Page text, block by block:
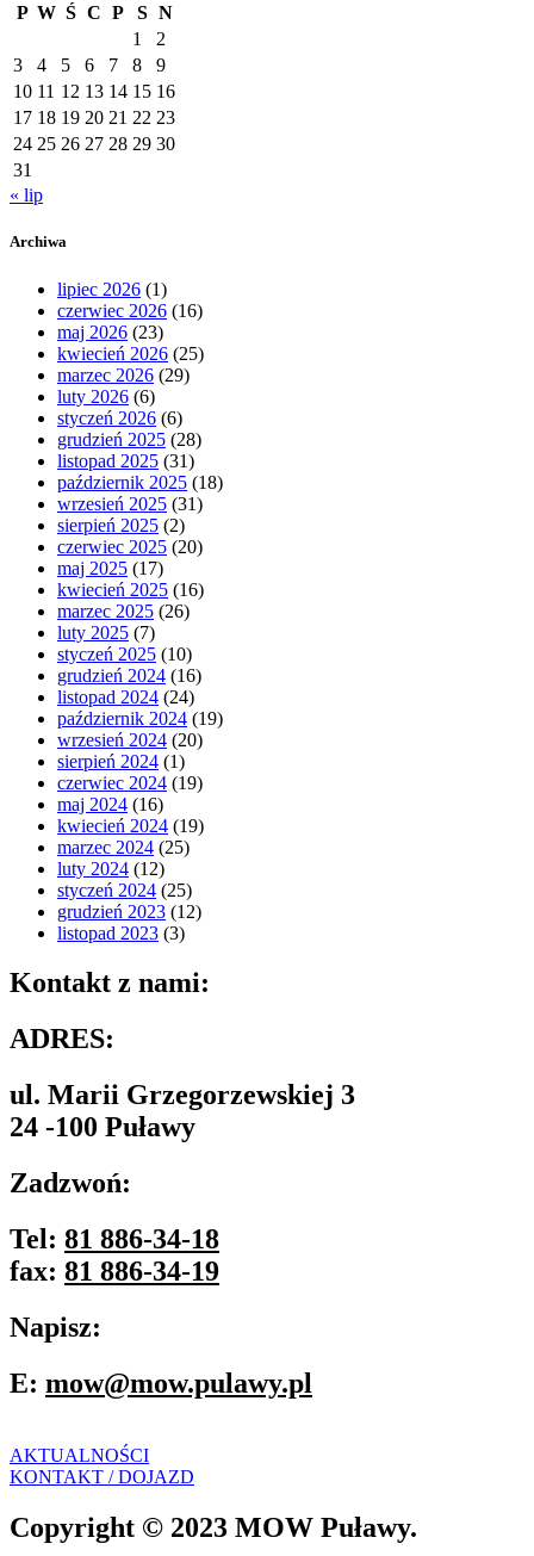
P W Ś C P S N
1
2
3
4 5 6 7 8
9
10 11 12 13 14 15 16
17 18 19 20 21 22 23
24 25 26 27 28 29 30
31
« lip
Archiwa
lipiec 2026 (1)
czerwiec 2026 (16)
maj 2026 (23)
kwiecień 2026 (25)
marzec 2026 (29)
luty 2026 (6)
styczeń 2026 (6)
grudzień 2025 (28)
listopad 2025 (31)
październik 2025 (18)
wrzesień 2025 (31)
sierpień 2025 (2)
czerwiec 2025 (20)
maj 2025 (17)
kwiecień 2025 (16)
marzec 2025 (26)
luty 2025 (7)
styczeń 2025 (10)
grudzień 2024 (16)
listopad 2024 (24)
październik 2024 (19)
wrzesień 2024 (20)
sierpień 2024 (1)
czerwiec 2024 (19)
maj 2024 (16)
kwiecień 2024 (19)
marzec 2024 (25)
luty 2024 (12)
styczeń 2024 (25)
grudzień 2023 (12)
listopad 2023 (3)
Kontakt z nami:
ADRES:
ul. Marii Grzegorzewskiej 3
24 -100 Puławy
Zadzwoń:
Tel: 81 886-34-18
fax: 81 886-34-19
Napisz:
E: mow@mow.pulawy.pl
AKTUALNOŚCI
KONTAKT / DOJAZD
Copyright © 2023 MOW Puławy.